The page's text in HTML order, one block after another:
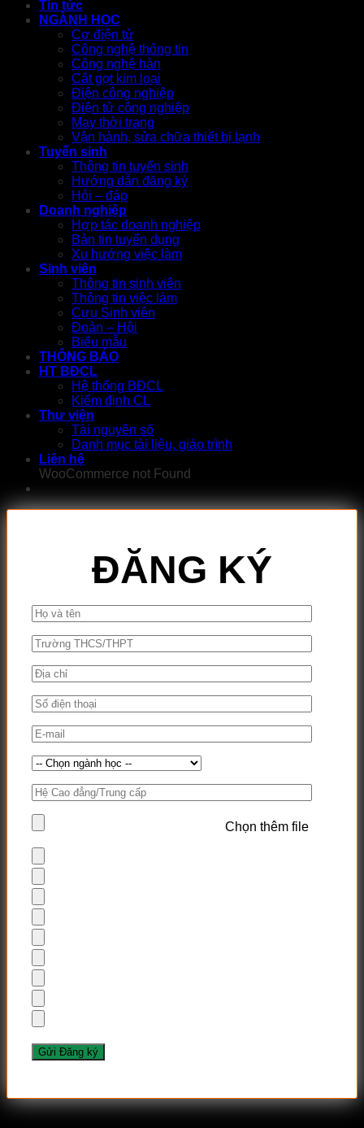
Tin tức
NGÀNH HỌC
Cơ điện tử
Công nghệ thông tin
Công nghệ hàn
Cắt gọt kim loại
Điện công nghiệp
Điện tử công nghiệp
May thời trang
Vận hành, sửa chữa thiết bị lạnh
Tuyển sinh
Thông tin tuyển sinh
Hướng dẫn đăng ký
Hỏi – đáp
Doanh nghiệp
Hợp tác doanh nghiệp
Bản tin tuyển dụng
Xu hướng việc làm
Sinh viên
Thông tin sinh viên
Thông tin việc làm
Cựu Sinh viên
Đoàn – Hội
Biểu mẫu
THÔNG BÁO
HT BĐCL
Hệ thống BĐCL
Kiểm định CL
Thư viện
Tài nguyên số
Danh mục tài liệu, giáo trình
Liên hệ
WooCommerce not Found
ĐĂNG KÝ
Chọn thêm file